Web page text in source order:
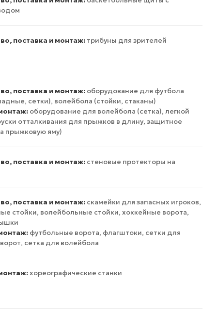
поставка и монтаж: трибуны для зрителей
поставка и монтаж: оборудование для футбола
сетки), волейбола (стойки, стаканы)
оборудование для волейбола (сетка), легкой
отталкивания для прыжков в длину, защитное
прыжковую яму)
поставка и монтаж: стеновые протекторы на
поставка и монтаж: скамейки для запасных игроков,
стойки, волейбольные стойки, хоккейные ворота,
футбольные ворота, флагштоки, сетки для
сетка для волейбола
хореографические станки